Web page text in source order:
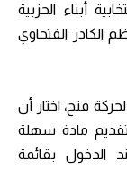
أبناء الحزبية
الكادر الفتحاوي
فتح، اختار أن
مادة سهلة
الدخول بقائمة